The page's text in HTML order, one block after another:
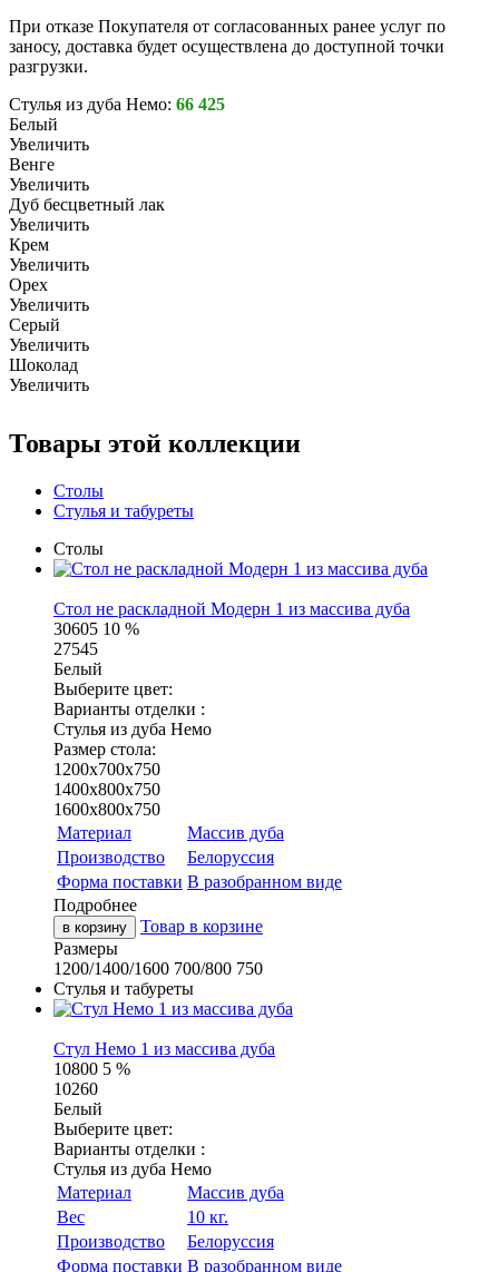
При отказе Покупателя от согласованных ранее услуг по
заносу, доставка будет осуществлена до доступной точки
разгрузки.
Стулья из дуба Немо: 66 425
Белый
Увеличить
Венге
Увеличить
Дуб бесцветный лак
Увеличить
Крем
Увеличить
Орех
Увеличить
Серый
Увеличить
Шоколад
Увеличить
Товары этой коллекции
Столы
Стулья и табуреты
Столы
Стол не раскладной Модерн 1 из массива дуба
30605 10 %
27545
Белый
Выберите цвет:
Варианты отделки :
Стулья из дуба Немо
Размер стола:
1200х700х750
1400х800х750
1600х800х750
Материал
Массив дуба
Производство
Белоруссия
Форма поставки В разобранном виде
Подробнее
в корзину
Товар в корзине
Размеры
1200/1400/1600 700/800 750
Стулья и табуреты
Стул Немо 1 из массива дуба
10800 5 %
10260
Белый
Выберите цвет:
Варианты отделки :
Стулья из дуба Немо
Материал
Массив дуба
Вес
10 кг.
Производство
Белоруссия
Форма поставки В разобранном виде